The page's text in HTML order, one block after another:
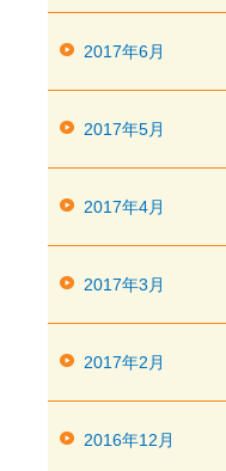
2017年6月
2017年5月
2017年4月
2017年3月
2017年2月
2016年12月